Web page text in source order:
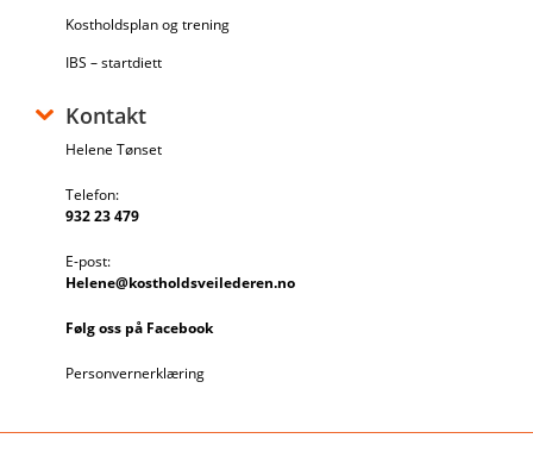
Kostholdsplan og trening
IBS – startdiett
Kontakt
Helene Tønset
Telefon:
932 23 479
E-post:
Helene@kostholdsveilederen.no
Følg oss på Facebook
Personvernerklæring